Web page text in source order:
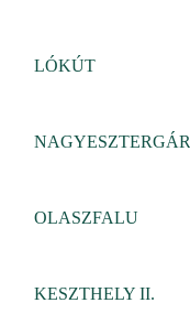
LÓKÚT
NAGYESZTERGÁR
OLASZFALU
KESZTHELY II.